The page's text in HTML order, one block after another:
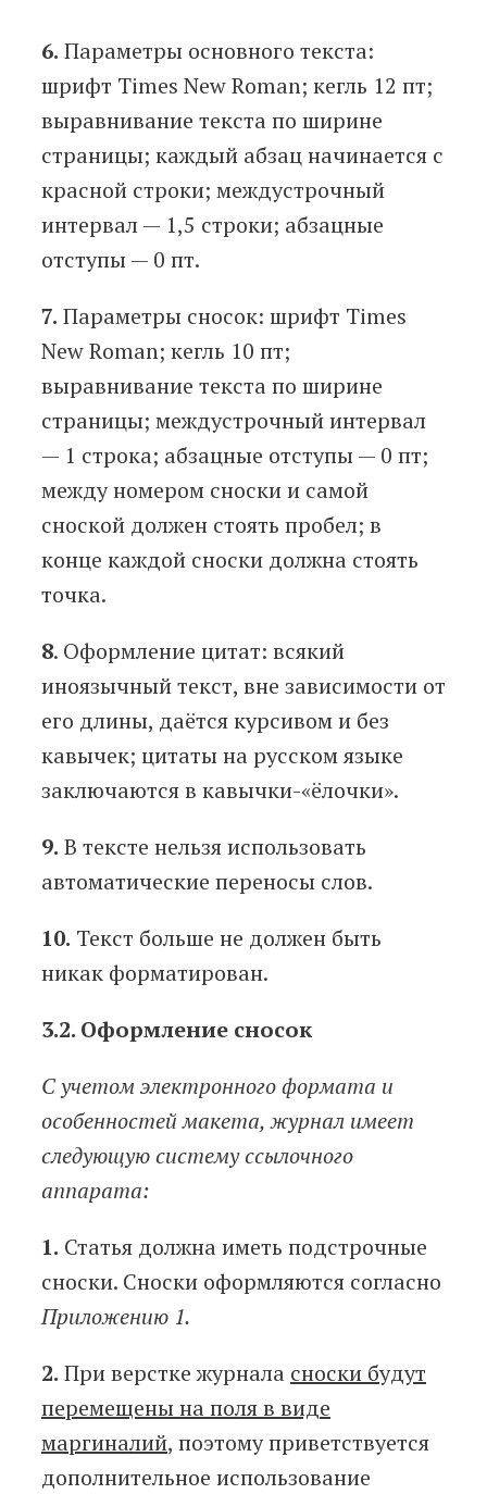
6. Параметры основного текста:
шрифт Times New Roman; кегль 12 пт;
выравнивание текста по ширине
страницы; каждый абзац начинается с
красной строки; междустрочный
интервал — 1,5 строки; абзацные
отступы — 0 пт.
7. Параметры сносок: шрифт Times
New Roman; кегль 10 пт;
выравнивание текста по ширине
страницы; междустрочный интервал
— 1 строка; абзацные отступы — 0 пт;
между номером сноски и самой
сноской должен стоять пробел; в
конце каждой сноски должна стоять
точка.
8. Оформление цитат: всякий
иноязычный текст, вне зависимости от
его длины, даётся курсивом и без
кавычек; цитаты на русском языке
заключаются в кавычки-«ёлочки».
9. В тексте нельзя использовать
автоматические переносы слов.
10. Текст больше не должен быть
никак форматирован.
3.2. Оформление сносок
С учетом электронного формата и
особенностей макета, журнал имеет
следующую систему ссылочного
аппарата:
1. Статья должна иметь подстрочные
сноски. Сноски оформляются согласно
Приложению 1.
2. При верстке журнала сноски будут
перемещены на поля в виде
маргиналий, поэтому приветствуется
дополнительное использование